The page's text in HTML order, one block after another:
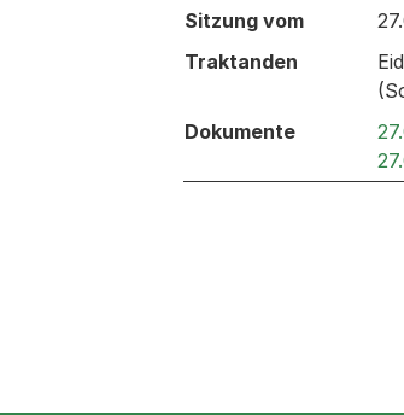
Behandelt an den
Sitzung vom
Traktanden
Dokumente